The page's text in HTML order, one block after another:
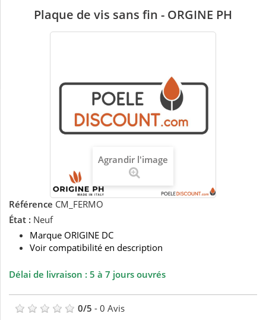
Plaque de vis sans fin - ORGINE PH
Agrandir l'image
Référence CM_FERMO
État : Neuf
Marque ORIGINE DC
Voir compatibilité en description
Délai de livraison : 5 à 7 jours ouvrés
0/5 - 0 Avis